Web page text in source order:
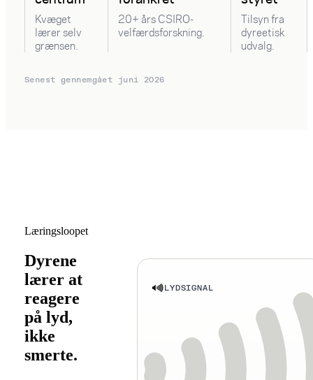
Kvæget
lærer selv
grænsen.
20+ års CSIRO-
velfærdsforskning.
Tilsyn fra
dyreetisk
udvalg.
Senest gennemgået juni 2026
Læringsloopet
Dyrene
lærer at
reagere
på lyd,
ikke
smerte.
LYDSIGNAL